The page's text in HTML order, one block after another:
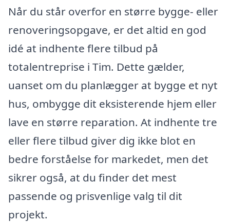
Når du står overfor en større bygge- eller
renoveringsopgave, er det altid en god
idé at indhente flere tilbud på
totalentreprise i Tim. Dette gælder,
uanset om du planlægger at bygge et nyt
hus, ombygge dit eksisterende hjem eller
lave en større reparation. At indhente tre
eller flere tilbud giver dig ikke blot en
bedre forståelse for markedet, men det
sikrer også, at du finder det mest
passende og prisvenlige valg til dit
projekt.